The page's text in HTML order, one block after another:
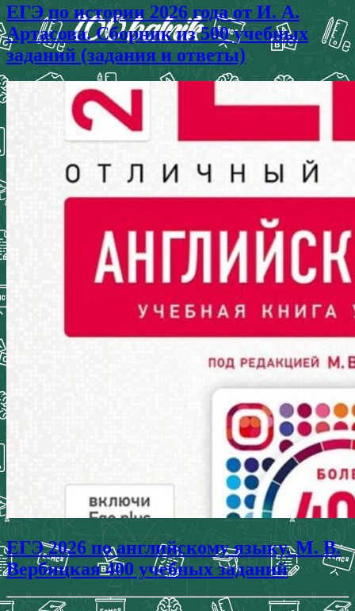
ЕГЭ по истории 2026 года от И. А.
Артасова. Сборник из 500 учебных
заданий (задания и ответы)
ЕГЭ 2026 по английскому языку. М. В.
Вербицкая 400 учебных заданий